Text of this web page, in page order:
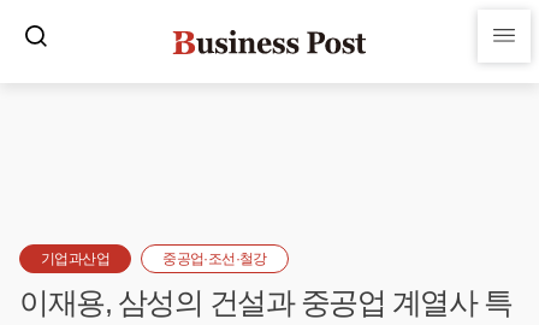
기업과산업 중공업·조선·철강
이재용, 삼성의 건설과 중공업 계열사 특